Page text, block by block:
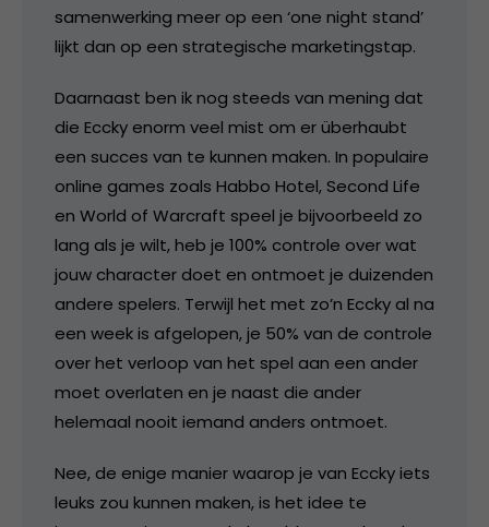
samenwerking meer op een ‘one night stand’
lijkt dan op een strategische marketingstap.
Daarnaast ben ik nog steeds van mening dat
die Eccky enorm veel mist om er überhaubt
een succes van te kunnen maken. In populaire
online games zoals Habbo Hotel, Second Life
en World of Warcraft speel je bijvoorbeeld zo
lang als je wilt, heb je 100% controle over wat
jouw character doet en ontmoet je duizenden
andere spelers. Terwijl het met zo’n Eccky al na
een week is afgelopen, je 50% van de controle
over het verloop van het spel aan een ander
moet overlaten en je naast die ander
helemaal nooit iemand anders ontmoet.
Nee, de enige manier waarop je van Eccky iets
leuks zou kunnen maken, is het idee te